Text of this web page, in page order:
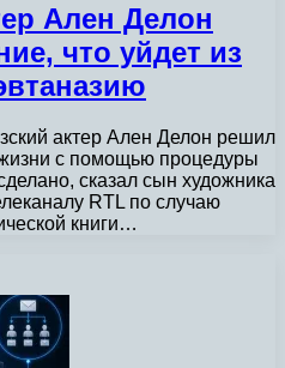
Ален Делон
что уйдет из
актер Ален Делон решил
с помощью процедуры
сказал сын художника
RTL по случаю
книги…